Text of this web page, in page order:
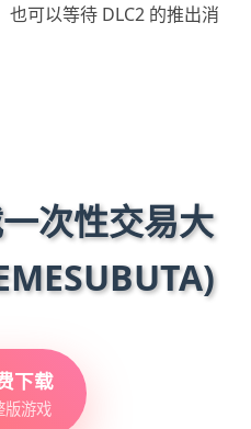
可以等待 DLC2 的推出消
次性交易大
下载
版游戏